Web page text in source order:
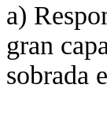
a)
gran
sobrada